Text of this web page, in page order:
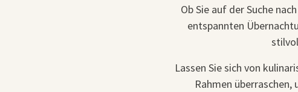
Ob Sie auf der Suche
entspannten
Lassen Sie sich von
Rahmen